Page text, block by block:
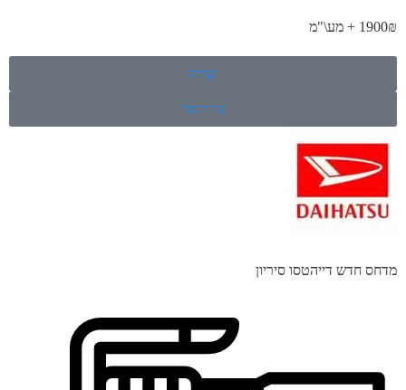
1900₪ + מע\"מ
קנייה
צור קשר
מדחס חדש דייהטסו סיריון